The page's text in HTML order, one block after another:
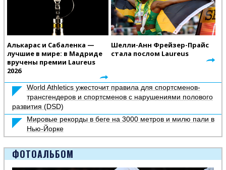
Алькарас и Сабаленка —
лучшие в мире: в Мадриде
вручены премии Laureus
2026
Шелли-Анн Фрейзер-Прайс
стала послом Laureus
World Athletics ужесточит правила для спортсменов-
трансгендеров и спортсменов с нарушениями полового
развития (DSD)
Мировые рекорды в беге на 3000 метров и милю пали в
Нью-Йорке
ФОТОАЛЬБОМ